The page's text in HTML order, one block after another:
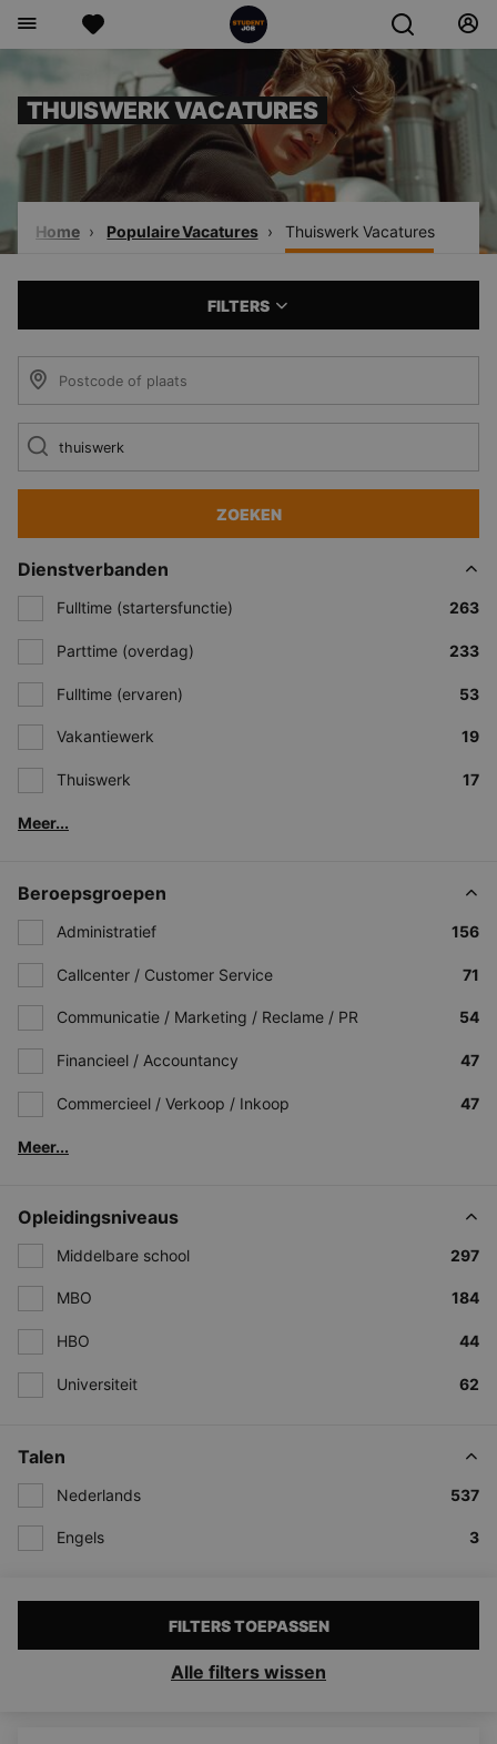
THUISWERK VACATURES
Home Populaire Vacatures Thuiswerk Vacatures
FILTERS
ZOEKEN
Dienstverbanden
Fulltime (startersfunctie) 263
Parttime (overdag) 233
Fulltime (ervaren) 53
Vakantiewerk 19
Thuiswerk 17
Meer...
Beroepsgroepen
Administratief 156
Callcenter / Customer Service 71
Communicatie / Marketing / Reclame / PR 54
Financieel / Accountancy 47
Commercieel / Verkoop / Inkoop 47
Meer...
Opleidingsniveaus
Middelbare school 297
MBO 184
HBO 44
Universiteit 62
Talen
Nederlands 537
Engels 3
FILTERS TOEPASSEN
Alle filters wissen